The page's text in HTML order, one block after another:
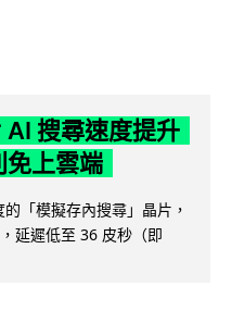
搜尋速度提升
免上雲端
「模擬存內搜尋」晶片，
延遲低至 36 皮秒（即